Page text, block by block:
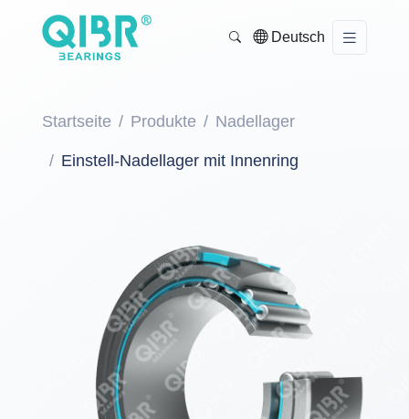
Deutsch
Startseite Produkte Nadellager
Einstell-Nadellager mit Innenring